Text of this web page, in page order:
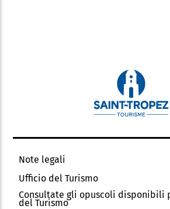
Note legali
Ufficio del Turismo
Consultate gli opuscoli disponibili
del Turismo